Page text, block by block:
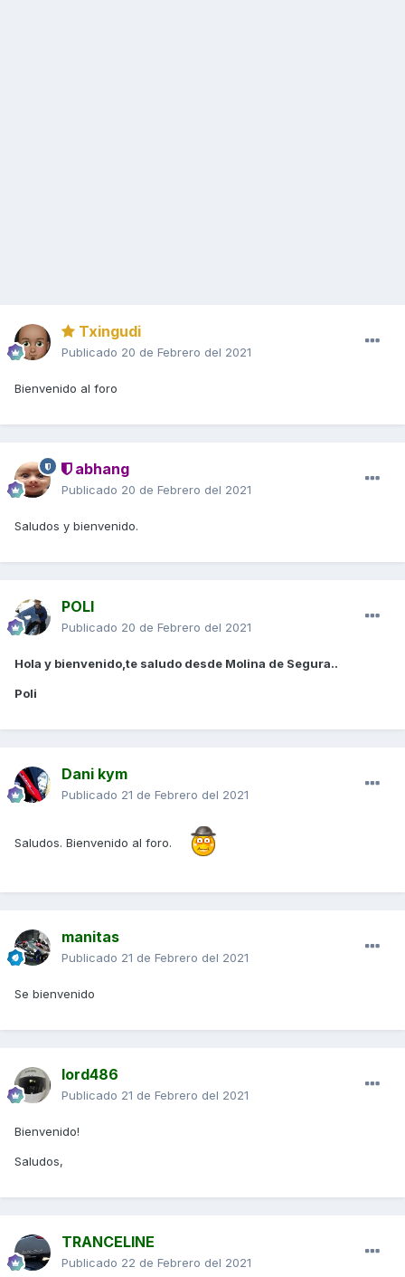
Txingudi
Publicado 20 de Febrero del 2021
Bienvenido al foro
abhang
Publicado 20 de Febrero del 2021
Saludos y bienvenido.
POLI
Publicado 20 de Febrero del 2021
Hola y bienvenido,te saludo desde Molina de Segura..
Poli
Dani kym
Publicado 21 de Febrero del 2021
Saludos. Bienvenido al foro.
manitas
Publicado 21 de Febrero del 2021
Se bienvenido
lord486
Publicado 21 de Febrero del 2021
Bienvenido!
Saludos,
TRANCELINE
Publicado 22 de Febrero del 2021